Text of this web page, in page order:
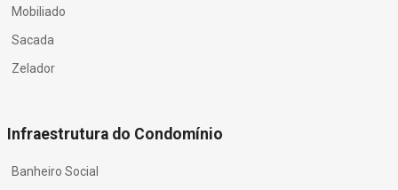
Mobiliado
Sacada
Zelador
Infraestrutura do Condomínio
Banheiro Social